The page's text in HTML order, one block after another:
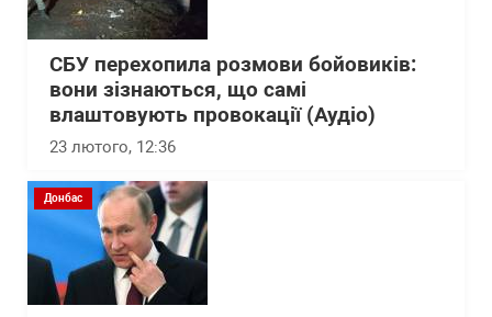
СБУ перехопила розмови бойовиків:
вони зізнаються, що самі
влаштовують провокації (Аудіо)
23 лютого, 12:36
Донбас